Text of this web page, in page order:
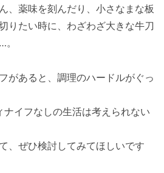
、薬味を刻んだり、小さなまな板
りたい時に、わざわざ大きな牛刀
があると、調理のハードルがぐっ
イフなしの生活は考えられない
、ぜひ検討してみてほしいです